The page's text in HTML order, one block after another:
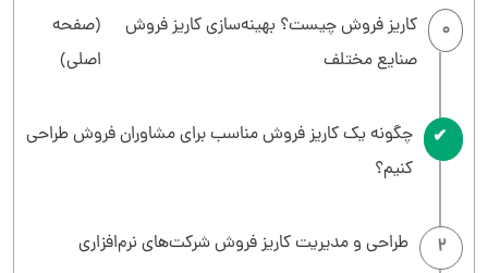
0
کاریز فروش چیست؟ بهینه‌سازی کاریز فروش
صنایع مختلف
(صفحه
اصلی)
1
چگونه یک کاریز فروش مناسب برای مشاوران فروش طراحی
کنیم؟
2 طراحی و مدیریت کاریز فروش شرکت‌های نرم‌افزاری